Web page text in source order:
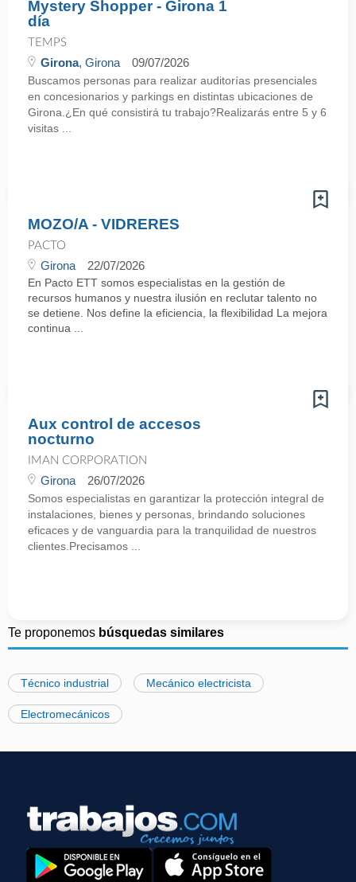
Mystery Shopper - Girona 1
día
TEMPS
Girona, Girona 09/07/2026
Buscamos personas para realizar auditorías presenciales
en concesionarios y parkings en distintas ubicaciones de
Girona.¿En qué consistirá tu trabajo?Realizarás entre 5 y 6
visitas ...
MOZO/A - VIDRERES
PACTO
Girona 22/07/2026
En Pacto ETT somos especialistas en la gestión de
recursos humanos y nuestra ilusión en reclutar talento no
se detiene. Nos define la eficiencia, la flexibilidad La mejora
continua ...
Aux control de accesos
nocturno
IMAN CORPORATION
Girona 26/07/2026
Somos especialistas en garantizar la protección integral de
instalaciones, bienes y personas, brindando soluciones
eficaces y de vanguardia para la tranquilidad de nuestros
clientes.Precisamos ...
Te proponemos búsquedas similares
Técnico industrial Mecánico electricista
Electromecánicos